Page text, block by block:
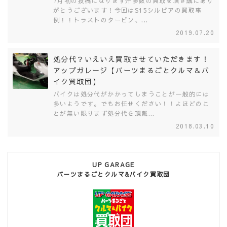
がとうございます！今回はS15シルビアの買取事
例！！トラストのタービン、...
2019.07.20
処分代？いえいえ買取させていただきます！
アップガレージ【パーツまるごとクルマ＆バ
イク買取団】
バイクは処分代がかかってしまうことが一般的には
多いようです。でもお任せください！！よほどのこ
とが無い限りまず処分代を頂戴...
2018.03.10
UP GARAGE
パーツまるごとクルマ&バイク買取団